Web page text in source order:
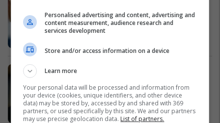
Bogdanovic: Arrestimi i policëve të
Kosovë
Personalised advertising and content, advertising and
content measurement, audience research and
services development
Store and/or access information on a device
Learn more
Your personal data will be processed and information from
your device (cookies, unique identifiers, and other device
data) may be stored by, accessed by and shared with 369
partners, or used specifically by this site. We and our partners
may use precise geolocation data. List of partners.